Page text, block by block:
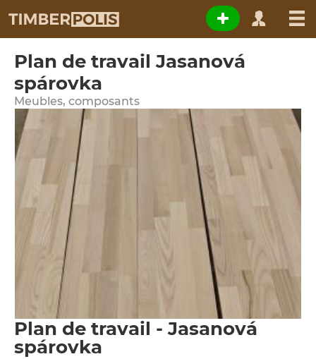
Plan de travail Jasanová
spárovka
Meubles, composants
Plan de travail - Jasanová
spárovka